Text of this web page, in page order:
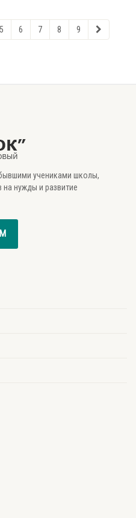
5 6 7 8 9
учениками школы,
нужды и развитие